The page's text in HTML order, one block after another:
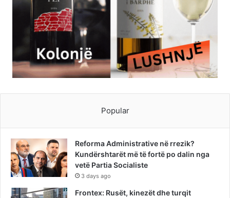
Popular
Reforma Administrative në rrezik?
Kundërshtarët më të fortë po dalin nga
vetë Partia Socialiste
3 days ago
Frontex: Rusët, kinezët dhe turqit